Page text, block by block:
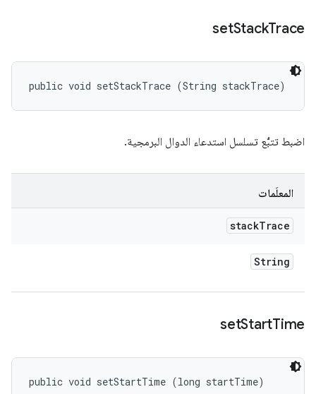
setStackTrace
public void setStackTrace (String stackTrace)
اضبط تتبُّع تسلسل استدعاء الدوال البرمجية.
المعلَمات
stackTrace
String
setStartTime
public void setStartTime (long startTime)